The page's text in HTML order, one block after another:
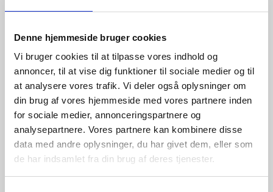
Denne hjemmeside bruger cookies
Vi bruger cookies til at tilpasse vores indhold og
annoncer, til at vise dig funktioner til sociale medier og til
at analysere vores trafik. Vi deler også oplysninger om
din brug af vores hjemmeside med vores partnere inden
for sociale medier, annonceringspartnere og
analysepartnere. Vores partnere kan kombinere disse
data med andre oplysninger, du har givet dem, eller som
de har indsamlet fra din brug af deres tjenester.
Kæmpestort dansk byggeri
til smågrise og søer. Prima Svin A/S klar til at gå i gang
med anden etape af stort staldbyggeri i samarbejde med
SKIOLD
Læs mere STALD / FODER